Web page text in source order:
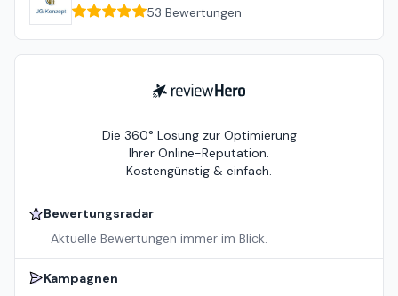
53 Bewertungen
ReviewHero
Die 360° Lösung zur Optimierung
Ihrer Online-Reputation.
Kostengünstig & einfach.
Bewertungsradar
Aktuelle Bewertungen immer im Blick.
Kampagnen